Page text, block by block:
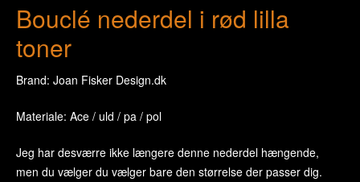
Bouclé nederdel i rød lilla
toner
Brand: Joan Fisker Design.dk
Materiale: Ace / uld / pa / pol
Jeg har desværre ikke længere denne nederdel hængende,
men du vælger du vælger bare den størrelse der passer dig.